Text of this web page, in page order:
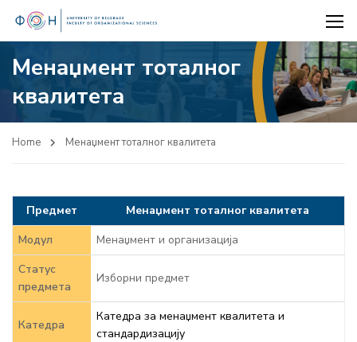
Менаџмент тоталног
квалитета
Home Менаџмент тоталног квалитета
Предмет
Менаџмент тоталног квалитета
Модул
Менаџмент и организација
Статус
предмета
Изборни предмет
Катедра
Катедра за менаџмент квалитета и
стандардизацију